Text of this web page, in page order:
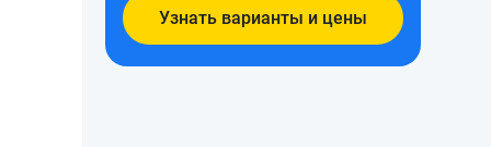
Узнать варианты и цены